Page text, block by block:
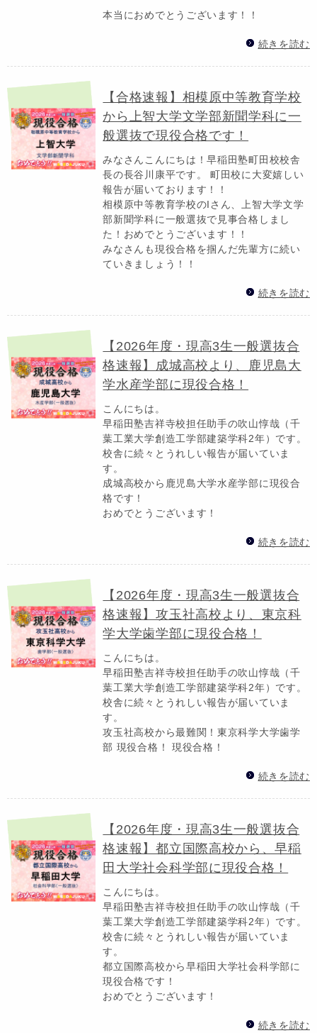
本当におめでとうございます！！
続きを読む
【合格速報】相模原中等教育学校
から上智大学文学部新聞学科に一
般選抜で現役合格です！
みなさんこんにちは！早稲田塾町田校校舎
長の長谷川康平です。 町田校に大変嬉しい
報告が届いております！！
相模原中等教育学校のIさん、上智大学文学
部新聞学科に一般選抜で見事合格しまし
た！おめでとうございます！！
みなさんも現役合格を掴んだ先輩方に続い
ていきましょう！！
続きを読む
【2026年度・現高3生一般選抜合
格速報】成城高校より、鹿児島大
学水産学部に現役合格！
こんにちは。
早稲田塾吉祥寺校担任助手の吹山惇哉（千
葉工業大学創造工学部建築学科2年）です。
校舎に続々とうれしい報告が届いていま
す。
成城高校から鹿児島大学水産学部に現役合
格です！
おめでとうございます！
続きを読む
【2026年度・現高3生一般選抜合
格速報】攻玉社高校より、東京科
学大学歯学部に現役合格！
こんにちは。
早稲田塾吉祥寺校担任助手の吹山惇哉（千
葉工業大学創造工学部建築学科2年）です。
校舎に続々とうれしい報告が届いていま
す。
攻玉社高校から最難関！東京科学大学歯学
部 現役合格！ 現役合格！
続きを読む
【2026年度・現高3生一般選抜合
格速報】都立国際高校から、早稲
田大学社会科学部に現役合格！
こんにちは。
早稲田塾吉祥寺校担任助手の吹山惇哉（千
葉工業大学創造工学部建築学科2年）です。
校舎に続々とうれしい報告が届いていま
す。
都立国際高校から早稲田大学社会科学部に
現役合格です！
おめでとうございます！
続きを読む